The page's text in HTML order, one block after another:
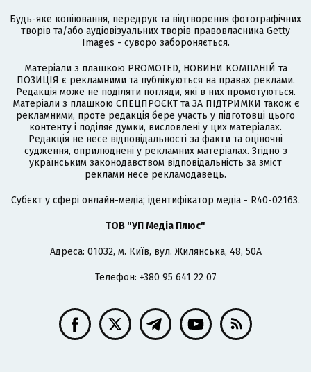
Будь-яке копіювання, передрук та відтворення фотографічних
творів та/або аудіовізуальних творів правовласника Getty
Images - суворо забороняється.
Матеріали з плашкою PROMOTED, НОВИНИ КОМПАНІЙ та
ПОЗИЦІЯ є рекламними та публікуються на правах реклами.
Редакція може не поділяти погляди, які в них промотуються.
Матеріали з плашкою СПЕЦПРОЄКТ та ЗА ПІДТРИМКИ також є
рекламними, проте редакція бере участь у підготовці цього
контенту і поділяє думки, висловлені у цих матеріалах.
Редакція не несе відповідальності за факти та оціночні
судження, оприлюднені у рекламних матеріалах. Згідно з
українським законодавством відповідальність за зміст
реклами несе рекламодавець.
Cубєкт у сфері онлайн-медіа; ідентифікатор медіа - R40-02163.
ТОВ "УП Медіа Плюс"
Адреса: 01032, м. Київ, вул. Жилянська, 48, 50А
Телефон: +380 95 641 22 07